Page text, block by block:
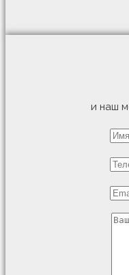
и наш